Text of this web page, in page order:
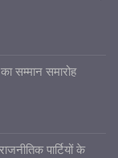
सम्मान समारोह
पार्टियों के